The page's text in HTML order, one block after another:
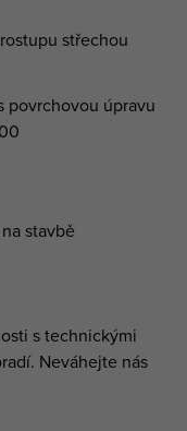
střechou
povrchovou úpravu
stavbě
s technickými
Neváhejte nás